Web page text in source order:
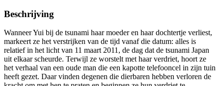
Beschrijving
Wanneer Yui bij de tsunami haar moeder en haar dochtertje verliest,
markeert ze het verstrijken van de tijd vanaf die datum: alles is
relatief in het licht van 11 maart 2011, de dag dat de tsunami Japan
uit elkaar scheurde. Terwijl ze worstelt met haar verdriet, hoort ze
het verhaal van een oude man die een kapotte telefooncel in zijn tuin
heeft gezet. Daar vinden degenen die dierbaren hebben verloren de